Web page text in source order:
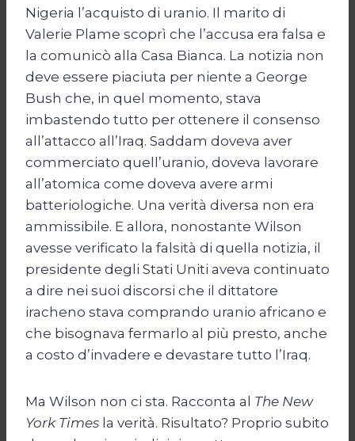
Nigeria l’acquisto di uranio. Il marito di
Valerie Plame scoprì che l’accusa era falsa e
la comunicò alla Casa Bianca. La notizia non
deve essere piaciuta per niente a George
Bush che, in quel momento, stava
imbastendo tutto per ottenere il consenso
all’attacco all’Iraq. Saddam doveva aver
commerciato quell’uranio, doveva lavorare
all’atomica come doveva avere armi
batteriologiche. Una verità diversa non era
ammissibile. E allora, nonostante Wilson
avesse verificato la falsità di quella notizia, il
presidente degli Stati Uniti aveva continuato
a dire nei suoi discorsi che il dittatore
iracheno stava comprando uranio africano e
che bisognava fermarlo al più presto, anche
a costo d’invadere e devastare tutto l’Iraq.
Ma Wilson non ci sta. Racconta al The New
York Times la verità. Risultato? Proprio subito